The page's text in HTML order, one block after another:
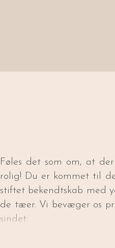
Føles det som om, at
rolig! Du er kommet til
stiftet bekendtskab med
de tæer. Vi bevæger os
sindet.